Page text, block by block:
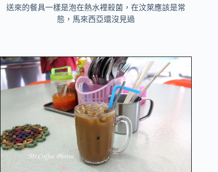
送來的餐具一樣是泡在熱水裡殺菌，在汶萊應該是常
態，馬來西亞還沒見過